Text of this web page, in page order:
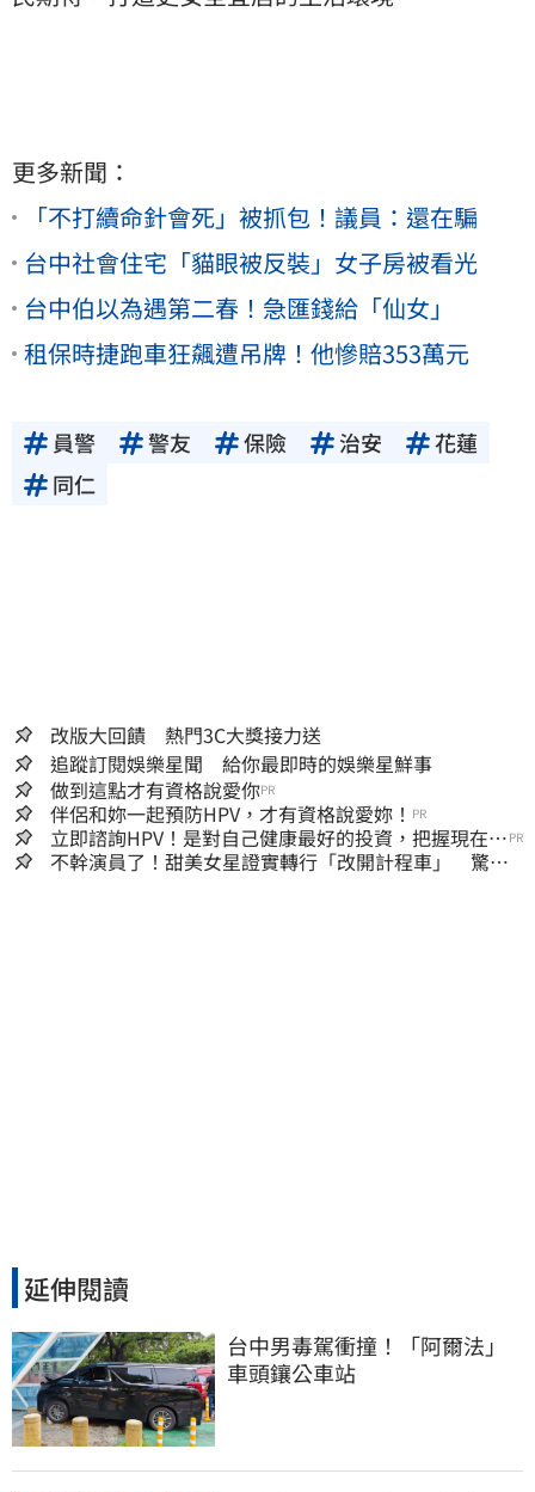
更多新聞：
「不打續命針會死」被抓包！議員：還在騙
台中社會住宅「貓眼被反裝」女子房被看光
台中伯以為遇第二春！急匯錢給「仙女」
租保時捷跑車狂飆遭吊牌！他慘賠353萬元
員警 警友 保險 治安
花蓮
同仁
改版大回饋 熱門3C大獎接力送
追蹤訂閱娛樂星聞 給你最即時的娛樂星鮮事
做到這點才有資格說愛你PR
伴侶和妳一起預防HPV，才有資格說愛妳！ PR
立即諮詢HPV！是對自己健康最好的投資，把握現在不
嫌晚！
PR
不幹演員了！甜美女星證實轉行「改開計程車」 驚人
延伸閱讀
台中男毒駕衝撞！「阿爾法」
車頭鑲公車站